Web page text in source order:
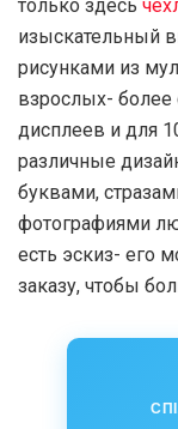
только здесь
изыскательный
рисунками из
взрослых-
дисплеев и для
различные
буквами,
фотографиями
есть эскиз- его
заказу, чтобы